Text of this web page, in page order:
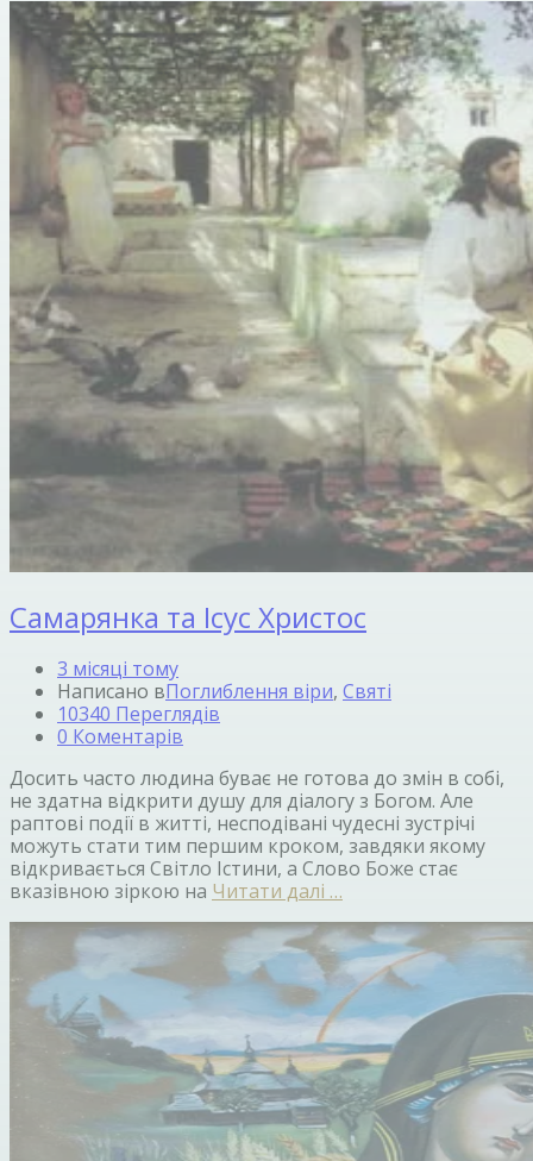
Самарянка та Ісус Христос
3 місяці тому
Написано вПоглиблення віри, Святі
10340 Переглядів
0 Коментарів
Досить часто людина буває не готова до змін в собі,
не здатна відкрити душу для діалогу з Богом. Але
раптові події в житті, несподівані чудесні зустрічі
можуть стати тим першим кроком, завдяки якому
відкривається Світло Істини, а Слово Боже стає
вказівною зіркою на Читати далі …